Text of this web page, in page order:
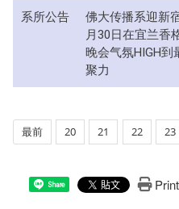
系所公告
佛大传播系迎新
月30日在宜兰香
晚会气氛HIGH
聚力
最前 20 21 22 23
Share